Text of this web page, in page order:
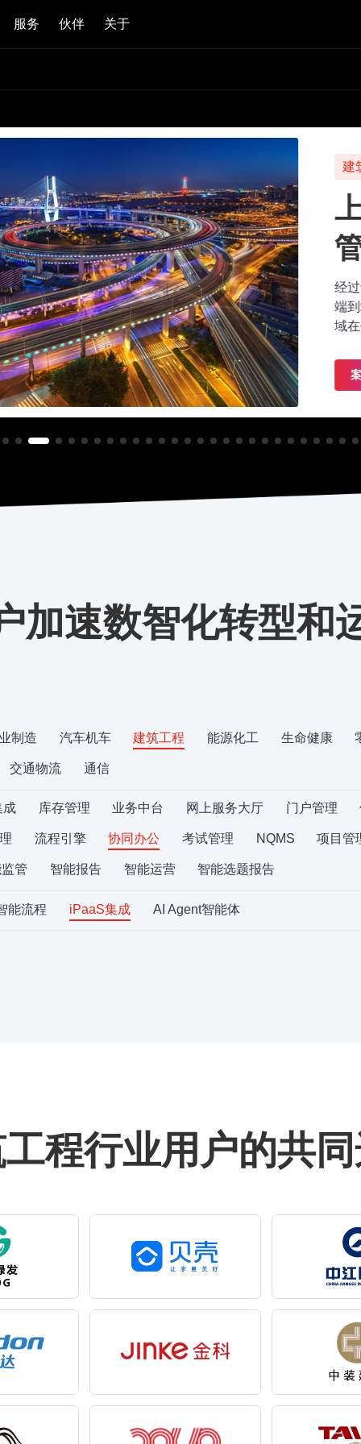
服务 伙伴 关于
上海基础：低
管控的数字化
经过十二大业务版块，200支核
端到端全生命周期的项目管理构
域在信息层面统一整合，加速实
案例详情 方案咨询
加速数智化转型和
制造 汽车机车 建筑工程 能源化工 生命健康
交通物流 通信
成 库存管理 业务中台 网上服务大厅 门户管理
流程引擎 协同办公 考试管理 NQMS 项目管
管 智能报告 智能运营 智能选题报告
能流程 iPaaS集成 AI Agent智能体
程行业用户的共